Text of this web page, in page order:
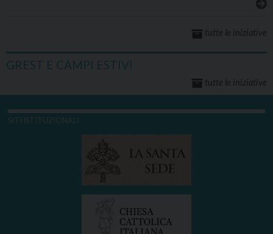
tutte le iniziative
GREST E CAMPI ESTIVI
tutte le iniziative
SITI ISTITUZIONALI